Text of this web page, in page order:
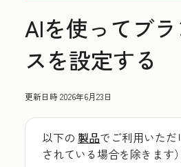
AIを使ってブ
スを設定する
更新日時2026年6月23日
以下の 製品でご利用いた
されている場合を除きます